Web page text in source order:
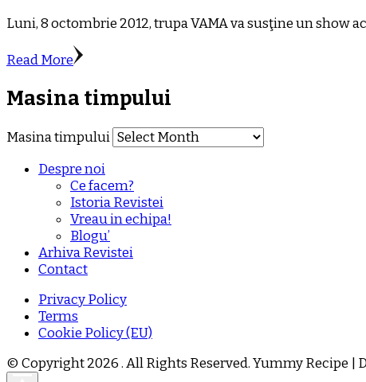
Luni, 8 octombrie 2012, trupa VAMA va susţine un show
Read More
Masina timpului
Masina timpului
Despre noi
Ce facem?
Istoria Revistei
Vreau in echipa!
Blogu’
Arhiva Revistei
Contact
Privacy Policy
Terms
Cookie Policy (EU)
© Copyright 2026. All Rights Reserved.Yummy Recipe |